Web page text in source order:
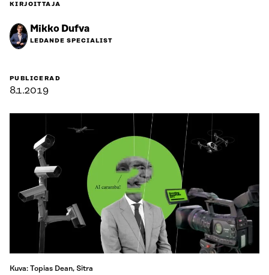
KIRJOITTAJA
Mikko Dufva
LEDANDE SPECIALIST
PUBLICERAD
8.1.2019
Kuva: Topias Dean, Sitra